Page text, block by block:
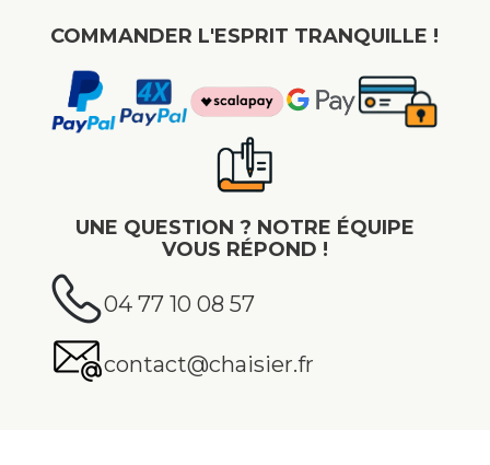
COMMANDER L'ESPRIT TRANQUILLE !
UNE QUESTION ? NOTRE ÉQUIPE
VOUS RÉPOND !
04 77 10 08 57
contact@chaisier.fr